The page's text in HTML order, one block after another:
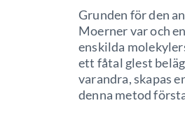
Grunden för den
Moerner var och
enskilda
ett fåtal glest
varandra, skapas
denna metod